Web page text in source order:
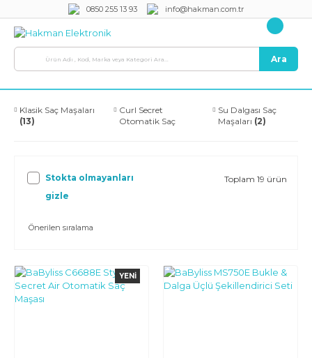
0850 255 13 93 info@hakman.com.tr
Ara
Klasik Saç Maşaları
(13)
Curl Secret
Otomatik Saç
Su Dalgası Saç
Maşaları (2)
Stokta olmayanları
gizle
Toplam 19 ürün
YENI